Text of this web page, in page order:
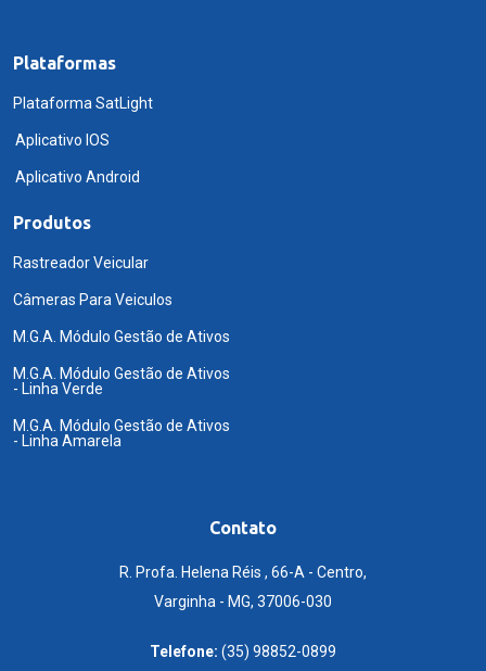
Plataformas
Plataforma SatLight
Aplicativo IOS
Aplicativo Android
Produtos
Rastreador Veicular
Câmeras Para Veiculos
M.G.A. Módulo Gestão de Ativos
M.G.A. Módulo Gestão de Ativos
- Linha Verde
M.G.A. Módulo Gestão de Ativos
- Linha Amarela
Contato
R. Profa. Helena Réis , 66-A - Centro,
Varginha - MG, 37006-030
Telefone: (35) 98852-0899